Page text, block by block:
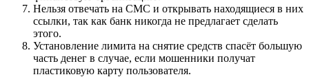
Нельзя отвечать на СМС и открывать находящиеся в них
ссылки, так как банк никогда не предлагает сделать
этого.
Установление лимита на снятие средств спасёт большую
часть денег в случае, если мошенники получат
пластиковую карту пользователя.